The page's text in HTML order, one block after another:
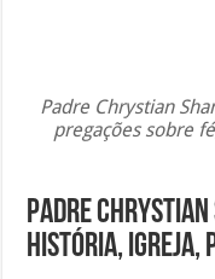
Padre Chrystian
pregações sobre
Padre
história, igreja,